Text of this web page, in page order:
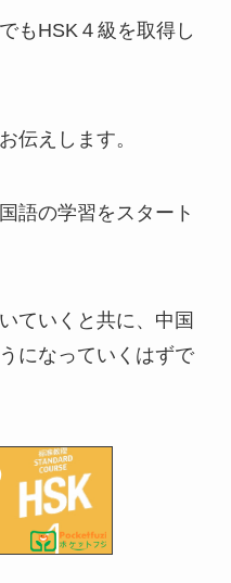
もHSK４級を取得し
伝えします。
語の学習をスタート
ていくと共に、中国
になっていくはずで